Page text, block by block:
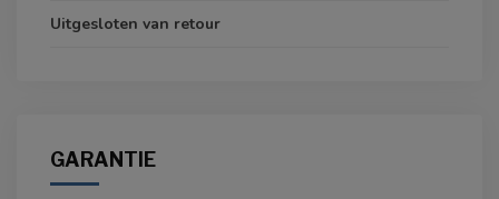
Uitgesloten van retour
GARANTIE